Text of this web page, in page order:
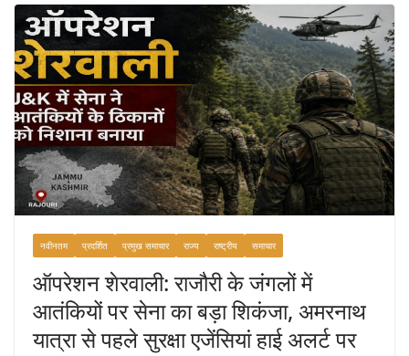
b
o
o
k
नवीनतम प्रदर्शित प्रमुख समाचार राज्य राष्ट्रीय समाचार
ऑपरेशन शेरवाली: राजौरी के जंगलों में
आतंकियों पर सेना का बड़ा शिकंजा, अमरनाथ
यात्रा से पहले सुरक्षा एजेंसियां हाई अलर्ट पर